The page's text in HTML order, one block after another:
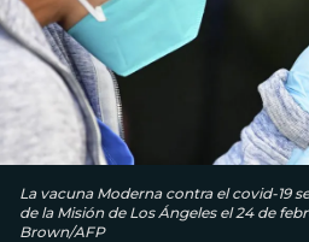
La vacuna Moderna contra el covid-19
de la Misión de Los Ángeles el 24 de
Brown/AFP